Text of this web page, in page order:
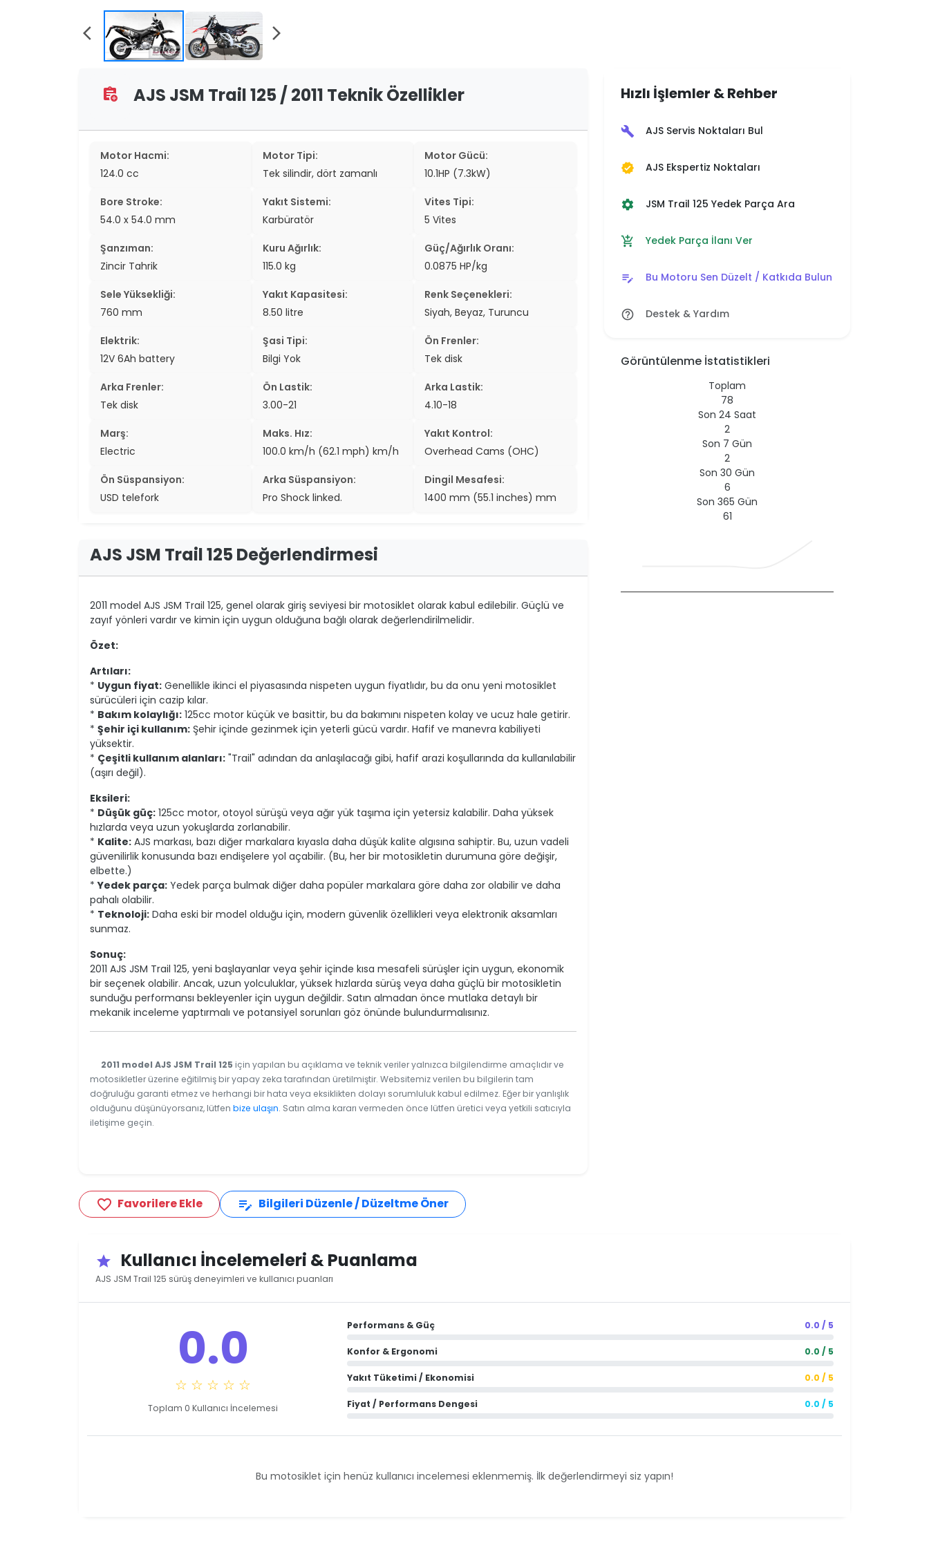
search
arrow_back_ios arrow_forward_ios
assignment_add AJS JSM Trail 125 / 2011 Teknik Özellikler
Motor Hacmi:
124.0 cc
Motor Tipi:
Tek silindir, dört zamanlı
Motor Gücü:
10.1HP (7.3kW)
Bore Stroke:
54.0 x 54.0 mm
Yakıt Sistemi:
Karbüratör
Vites Tipi:
5 Vites
Şanzıman:
Zincir Tahrik
Kuru Ağırlık:
115.0 kg
Güç/Ağırlık Oranı:
0.0875 HP/kg
Sele Yüksekliği:
760 mm
Yakıt Kapasitesi:
8.50 litre
Renk Seçenekleri:
Siyah, Beyaz, Turuncu
Elektrik:
12V 6Ah battery
Şasi Tipi:
Bilgi Yok
Ön Frenler:
Tek disk
Arka Frenler:
Tek disk
Ön Lastik:
3.00-21
Arka Lastik:
4.10-18
Marş:
Electric
Maks. Hız:
100.0 km/h (62.1 mph) km/h
Yakıt Kontrol:
Overhead Cams (OHC)
Ön Süspansiyon:
USD telefork
Arka Süspansiyon:
Pro Shock linked.
Dingil Mesafesi:
1400 mm (55.1 inches) mm
AJS JSM Trail 125 Değerlendirmesi
2011 model AJS JSM Trail 125, genel olarak giriş seviyesi bir motosiklet olarak kabul edilebilir. Güçlü ve
zayıf yönleri vardır ve kimin için uygun olduğuna bağlı olarak değerlendirilmelidir.
Özet:
Artıları:
* Uygun fiyat: Genellikle ikinci el piyasasında nispeten uygun fiyatlıdır, bu da onu yeni motosiklet
sürücüleri için cazip kılar.
* Bakım kolaylığı: 125cc motor küçük ve basittir, bu da bakımını nispeten kolay ve ucuz hale getirir.
* Şehir içi kullanım: Şehir içinde gezinmek için yeterli gücü vardır. Hafif ve manevra kabiliyeti
yüksektir.
* Çeşitli kullanım alanları: "Trail" adından da anlaşılacağı gibi, hafif arazi koşullarında da kullanılabilir
(aşırı değil).
Eksileri:
* Düşük güç: 125cc motor, otoyol sürüşü veya ağır yük taşıma için yetersiz kalabilir. Daha yüksek
hızlarda veya uzun yokuşlarda zorlanabilir.
* Kalite: AJS markası, bazı diğer markalara kıyasla daha düşük kalite algısına sahiptir. Bu, uzun vadeli
güvenilirlik konusunda bazı endişelere yol açabilir. (Bu, her bir motosikletin durumuna göre değişir,
elbette.)
*Yedek parça: Yedek parça bulmak diğer daha popüler markalara göre daha zor olabilir ve daha
pahalı olabilir.
* Teknoloji: Daha eski bir model olduğu için, modern güvenlik özellikleri veya elektronik aksamları
sunmaz.
Sonuç:
2011 AJS JSM Trail 125, yeni başlayanlar veya şehir içinde kısa mesafeli sürüşler için uygun, ekonomik
bir seçenek olabilir. Ancak, uzun yolculuklar, yüksek hızlarda sürüş veya daha güçlü bir motosikletin
sunduğu performansı bekleyenler için uygun değildir. Satın almadan önce mutlaka detaylı bir
mekanik inceleme yaptırmalı ve potansiyel sorunları göz önünde bulundurmalısınız.
2011 model AJS JSM Trail 125 için yapılan bu açıklama ve teknik veriler yalnızca bilgilendirme amaçlıdır ve
motosikletler üzerine eğitilmiş bir yapay zeka tarafından üretilmiştir. Websitemiz verilen bu bilgilerin tam
doğruluğu garanti etmez ve herhangi bir hata veya eksiklikten dolayı sorumluluk kabul edilmez. Eğer bir yanlışlık
olduğunu düşünüyorsanız, lütfen bize ulaşın. Satın alma kararı vermeden önce lütfen üretici veya yetkili satıcıyla
iletişime geçin.
Hızlı İşlemler & Rehber
build AJS Servis Noktaları Bul
verified AJS Ekspertiz Noktaları
settings JSM Trail 125 Yedek Parça Ara
add_shopping_cart Yedek Parça İlanı Ver
edit_note Bu Motoru Sen Düzelt / Katkıda Bulun
help_outline Destek & Yardım
Görüntülenme İstatistikleri
Toplam
78
Son 24 Saat
2
Son 7 Gün
2
Son 30 Gün
6
Son 365 Gün
61
favorite_border Favorilere Ekle edit_note Bilgileri Düzenle / Düzeltme Öner
star Kullanıcı İncelemeleri & Puanlama
AJS JSM Trail 125 sürüş deneyimleri ve kullanıcı puanları
0.0
☆ ☆ ☆ ☆ ☆
Toplam 0 Kullanıcı İncelemesi
Performans & Güç 0.0 / 5
Konfor & Ergonomi 0.0 / 5
Yakıt Tüketimi / Ekonomisi 0.0 / 5
Fiyat / Performans Dengesi 0.0 / 5
Bu motosiklet için henüz kullanıcı incelemesi eklenmemiş. İlk değerlendirmeyi siz yapın!